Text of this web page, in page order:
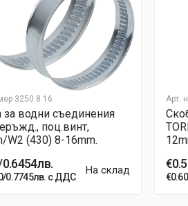
3250 8 16
за водни съединения
поц.винт,
W2 (430) 8-16mm.
0.7745лв. с ДДС
На склад
Арт.